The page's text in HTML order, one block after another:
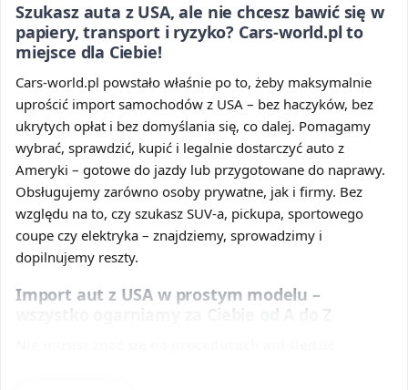
Szukasz auta z USA, ale nie chcesz bawić się w
papiery, transport i ryzyko? Cars-world.pl to
miejsce dla Ciebie!
Cars-world.pl powstało właśnie po to, żeby maksymalnie
uprościć import samochodów z USA – bez haczyków, bez
ukrytych opłat i bez domyślania się, co dalej. Pomagamy
wybrać, sprawdzić, kupić i legalnie dostarczyć auto z
Ameryki – gotowe do jazdy lub przygotowane do naprawy.
Obsługujemy zarówno osoby prywatne, jak i firmy. Bez
względu na to, czy szukasz SUV-a, pickupa, sportowego
coupe czy elektryka – znajdziemy, sprowadzimy i
dopilnujemy reszty.
Import aut z USA w prostym modelu –
wszystko ogarniamy za Ciebie od A do Z